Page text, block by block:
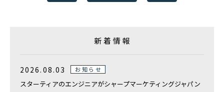
スターティアの
サービスに関するお問合せ
新着情報
2026.08.03 お知らせ
スターティアのエンジニアがシャープマーケティングジャパン